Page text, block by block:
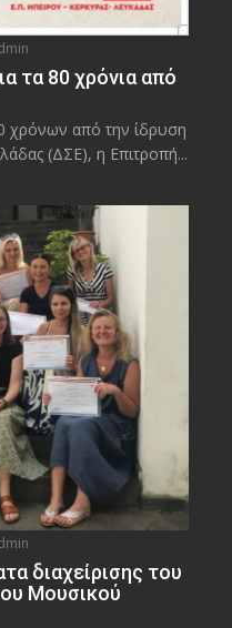
τα 80 χρόνια από
από την ίδρυση
(ΔΣΕ), η Επιτροπή...
διαχείρισης του
Μουσικού